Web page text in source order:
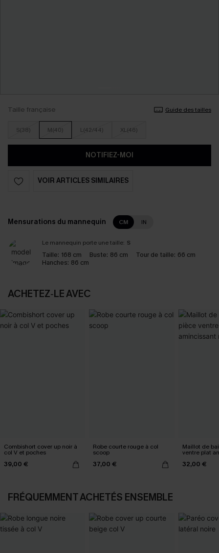
Taille française Guide des tailles
S(38) M(40) L(42/44) XL(46)
NOTIFIEZ-MOI
VOIR ARTICLES SIMILAIRES
Mensurations du mannequin CM IN
Le mannequin porte une taille: S
Taille: 168 cm Buste: 86 cm Tour de taille: 66 cm
Hanches: 86 cm
ACHETEZ‑LE AVEC
Combishort cover up noir à
col V et poches
39,00 €
Robe courte rouge à col
scoop
37,00 €
Maillot de
ventre plat
32,00 €
FRÉQUEMMENT ACHETÉS ENSEMBLE